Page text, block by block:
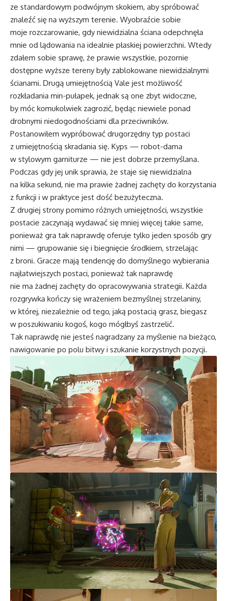
ze standardowym podwójnym skokiem, aby spróbować
znaleźć się na wyższym terenie. Wyobraźcie sobie
moje rozczarowanie, gdy niewidzialna ściana odepchnęła
mnie od lądowania na idealnie płaskiej powierzchni. Wtedy
zdałem sobie sprawę, że prawie wszystkie, pozornie
dostępne wyższe tereny były zablokowane niewidzialnymi
ścianami. Drugą umiejętnością Vale jest możliwość
rozkładania min-pułapek, jednak są one zbyt widoczne,
by móc komukolwiek zagrozić, będąc niewiele ponad
drobnymi niedogodnościami dla przeciwników.
Postanowiłem wypróbować drugorzędny typ postaci
z umiejętnością skradania się. Kyps — robot-dama
w stylowym garniturze — nie jest dobrze przemyślana.
Podczas gdy jej unik sprawia, że ​​staje się niewidzialna
na kilka sekund, nie ma prawie żadnej zachęty do korzystania
z funkcji i w praktyce jest dość bezużyteczna.
Z drugiej strony pomimo różnych umiejętności, wszystkie
postacie zaczynają wydawać się mniej więcej takie same,
ponieważ gra tak naprawdę oferuje tylko jeden sposób gry
nimi — grupowanie się i biegnięcie środkiem, strzelając
z broni. Gracze mają tendencję do domyślnego wybierania
najłatwiejszych postaci, ponieważ tak naprawdę
nie ma żadnej zachęty do opracowywania strategii. Każda
rozgrywka kończy się wrażeniem bezmyślnej strzelaniny,
w której, niezależnie od tego, jaką postacią grasz, biegasz
w poszukiwaniu kogoś, kogo mógłbyś zastrzelić.
Tak naprawdę nie jesteś nagradzany za myślenie na bieżąco,
nawigowanie po polu bitwy i szukanie korzystnych pozycji.